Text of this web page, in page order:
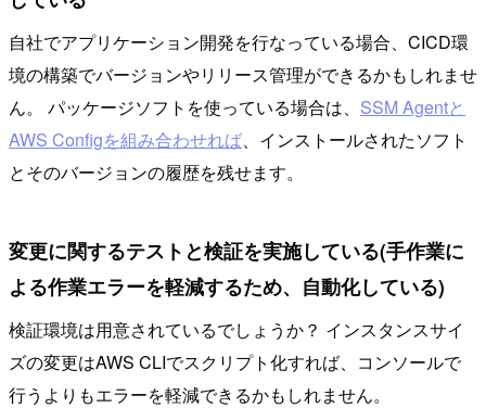
自社でアプリケーション開発を行なっている場合、CICD環
境の構築でバージョンやリリース管理ができるかもしれませ
ん。 パッケージソフトを使っている場合は、 SSM Agentと
AWS Configを組み合わせれば、インストールされたソフト
とそのバージョンの履歴を残せます。
変更に関するテストと検証を実施している(手作業に
よる作業エラーを軽減するため、自動化している)
検証環境は用意されているでしょうか？ インスタンスサイ
ズの変更はAWS CLIでスクリプト化すれば、コンソールで
行うよりもエラーを軽減できるかもしれません。